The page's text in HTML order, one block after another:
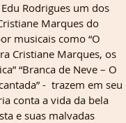
Rodrigues um dos
Marques do
musicais como “O
Cristiane Marques, os
“Branca de Neve – O
-  trazem em seu
conta a vida da bela
e suas malvadas